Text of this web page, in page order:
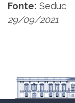
Fonte: Seduc
29/09/2021